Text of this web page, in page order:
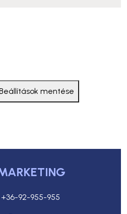
mentése
+36-92-955-955